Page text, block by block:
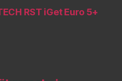
RST iGet Euro 5+